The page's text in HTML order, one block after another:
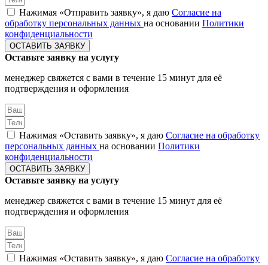
Нажимая «Отправить заявку», я даю Согласие на
обработку персональных данных на основании Политики
конфиденциальности
ОСТАВИТЬ ЗАЯВКУ
Оставьте заявку на услугу
менеджер свяжется с вами в течение 15 минут для её
подтверждения и оформления
Нажимая «Оставить заявку», я даю Согласие на обработку
персональных данных на основании Политики
конфиденциальности
ОСТАВИТЬ ЗАЯВКУ
Оставьте заявку на услугу
менеджер свяжется с вами в течение 15 минут для её
подтверждения и оформления
Нажимая «Оставить заявку», я даю Согласие на обработку